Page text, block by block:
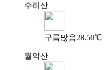
수리산
구름많음28.50℃
월악산